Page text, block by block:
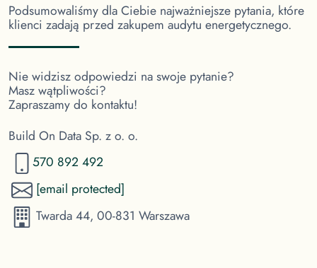
Podsumowaliśmy dla Ciebie najważniejsze pytania, które
klienci zadają przed zakupem audytu energetycznego.
Nie widzisz odpowiedzi na swoje pytanie?
Masz wątpliwości?
Zapraszamy do kontaktu!
Build On Data Sp. z o. o.
570 892 492
[email protected]
Twarda 44, 00-831 Warszawa